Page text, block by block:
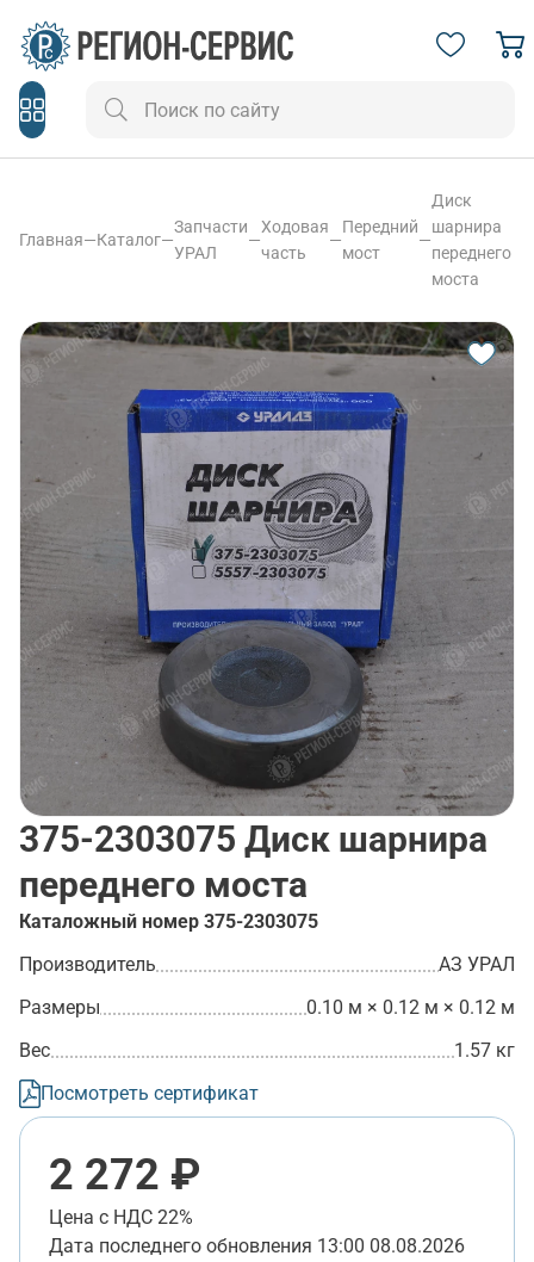
Главная—Каталог—
Запчасти
УРАЛ
—
Ходовая
часть
—
Передний
мост
—
Диск
шарнира
переднего
моста
375-2303075 Диск шарнира
переднего моста
Каталожный номер 375-2303075
Производитель
АЗ УРАЛ
Размеры
0.10 м × 0.12 м × 0.12 м
Вес
1.57 кг
Посмотреть сертификат
2 272 ₽
Цена с НДС 22%
Дата последнего обновления 13:00 08.08.2026